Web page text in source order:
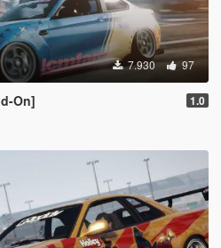
7.930 97
On] 1.0